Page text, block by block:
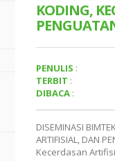
KODING,
PENULIS :
TERBIT :
DIBACA :
DISEMINASI
ARTIFISIAL, DAN
Kecerdasan